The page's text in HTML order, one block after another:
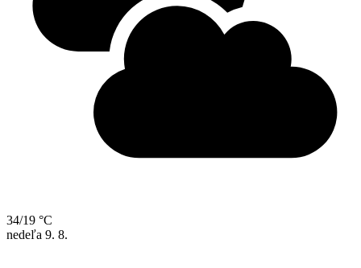
34/19 °C
nedeľa 9. 8.